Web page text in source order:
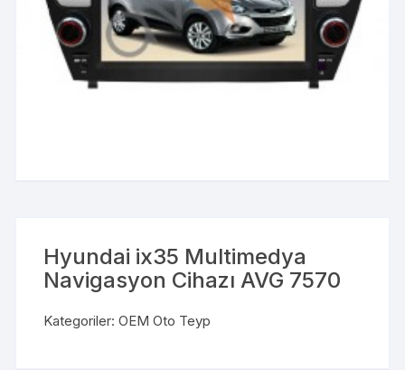
Hyundai ix35 Multimedya
Navigasyon Cihazı AVG 7570
Kategoriler:OEM Oto Teyp